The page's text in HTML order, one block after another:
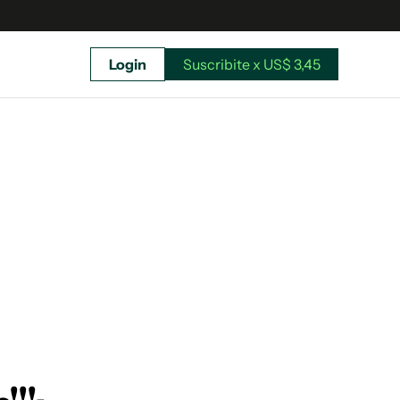
Login Suscribite x US$ 3,45